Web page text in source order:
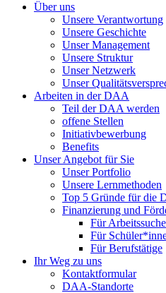
Über uns
Unsere Verantwortung
Unsere Geschichte
Unser Management
Unsere Struktur
Unser Netzwerk
Unser
Arbeiten in der DAA
Teil der DAA werden
offene Stellen
Initiativbewerbung
Benefits
Unser Angebot für Sie
Unser Portfolio
Unsere Lernmethoden
Top 5 Gründe für die
Finanzierung und
Für
Für
Für Berufstätige
Ihr Weg zu uns
Kontaktformular
DAA-Standorte